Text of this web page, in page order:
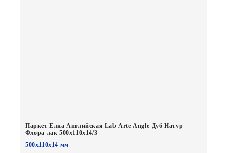
Паркет Елка Английская Lab Arte Angle Дуб Натур
Флора лак 500х110х14/3
500х110х14 мм